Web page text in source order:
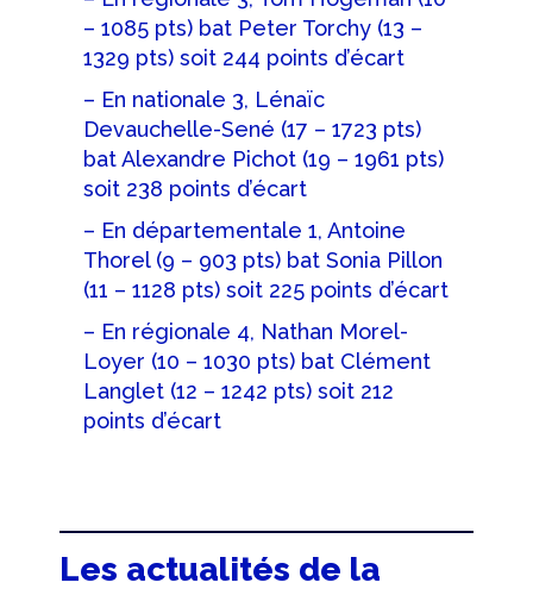
– 1085 pts) bat Peter Torchy (13 –
1329 pts) soit 244 points d’écart
– En nationale 3, Lénaïc
Devauchelle-Sené (17 – 1723 pts)
bat Alexandre Pichot (19 – 1961 pts)
soit 238 points d’écart
– En départementale 1, Antoine
Thorel (9 – 903 pts) bat Sonia Pillon
(11 – 1128 pts) soit 225 points d’écart
– En régionale 4, Nathan Morel-
Loyer (10 – 1030 pts) bat Clément
Langlet (12 – 1242 pts) soit 212
points d’écart
Les actualités de la